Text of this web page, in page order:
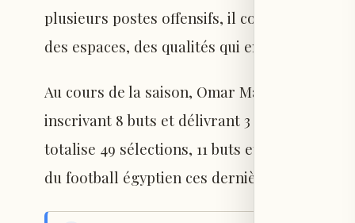
plusieurs postes offensifs, il contribue à la
des espaces, des qualités qui en font une
Au cours de la saison, Omar Marmouch a
inscrivant 8 buts et délivrant 3 passes
totalise 49 sélections, 11 buts et 3 passes
du football égyptien ces dernières années.